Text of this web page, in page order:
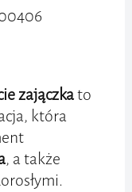
zajączkato
która
, a także